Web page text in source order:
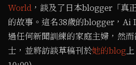
World ，談及了日本blogger「真
的故事。這名38歲的blogger，
過任何新聞訓練的家庭主婦，然
士，並將訪談草稿刊於她的blog